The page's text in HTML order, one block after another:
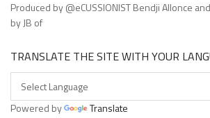
Produced by @eCUSSIONIST Bendji Allonce
by JB of
TRANSLATE THE SITE WITH YOUR
Powered by Translate